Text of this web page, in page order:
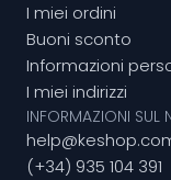
I miei ordini
Buoni sconto
Informazioni
I miei indirizzi
INFORMAZIONI SUL
(+34) 935 104 391